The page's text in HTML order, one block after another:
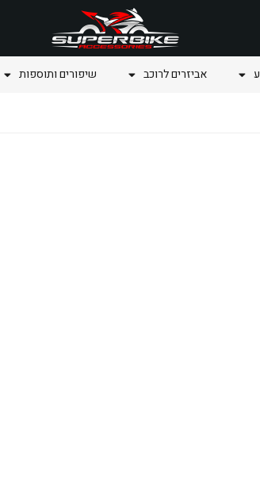
אביזרים לרוכב שיפורים ותוספות